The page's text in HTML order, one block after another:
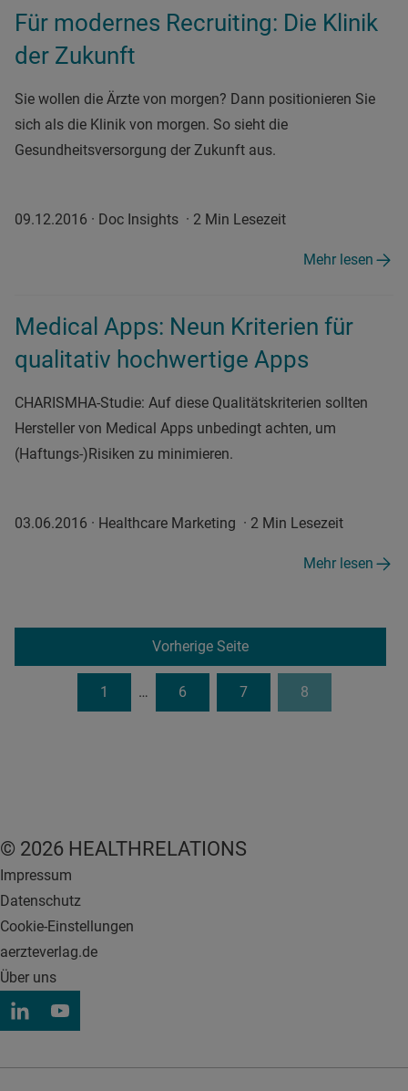
Für modernes Recruiting: Die Klinik
der Zukunft
Sie wollen die Ärzte von morgen? Dann positionieren Sie
sich als die Klinik von morgen. So sieht die
Gesundheitsversorgung der Zukunft aus.
09.12.2016 · Doc Insights · 2 Min Lesezeit
Mehr lesen
Medical Apps: Neun Kriterien für
qualitativ hochwertige Apps
CHARISMHA-Studie: Auf diese Qualitätskriterien sollten
Hersteller von Medical Apps unbedingt achten, um
(Haftungs-)Risiken zu minimieren.
03.06.2016 · Healthcare Marketing · 2 Min Lesezeit
Mehr lesen
Vorherige Seite
1 … 6 7 8
© 2026 HEALTHRELATIONS
Impressum
Datenschutz
Cookie-Einstellungen
aerzteverlag.de
Über uns